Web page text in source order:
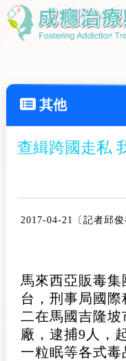
其他
查緝跨國走私
2017-04-21 〔記者邱
馬來西亞販毒
台，刑事局國
二在馬國吉隆
廠，逮捕9人，
一粒眠等各式